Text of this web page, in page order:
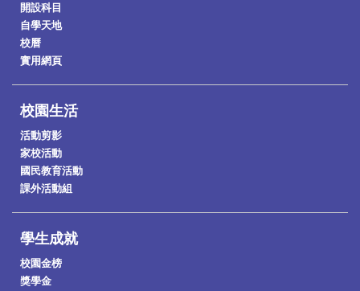
開設科目
自學天地
校曆
實用網頁
校園生活
活動剪影
家校活動
國民教育活動
課外活動組
學生成就
校園金榜
獎學金